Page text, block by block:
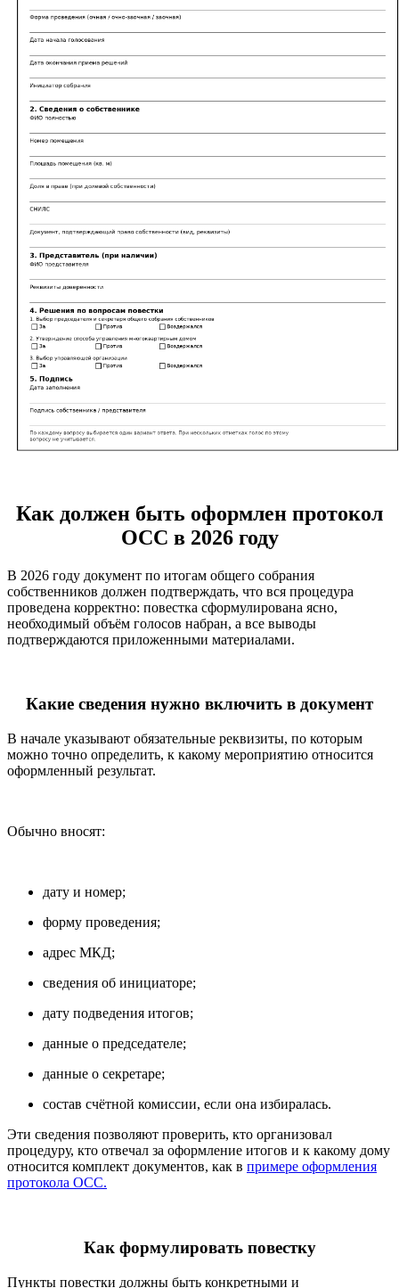
Как должен быть оформлен протокол
ОСС в 2026 году
В 2026 году документ по итогам общего собрания
собственников должен подтверждать, что вся процедура
проведена корректно: повестка сформулирована ясно,
необходимый объём голосов набран, а все выводы
подтверждаются приложенными материалами.
Какие сведения нужно включить в документ
В начале указывают обязательные реквизиты, по которым
можно точно определить, к какому мероприятию относится
оформленный результат.
Обычно вносят:
дату и номер;
форму проведения;
адрес МКД;
сведения об инициаторе;
дату подведения итогов;
данные о председателе;
данные о секретаре;
состав счётной комиссии, если она избиралась.
Эти сведения позволяют проверить, кто организовал
процедуру, кто отвечал за оформление итогов и к какому дому
относится комплект документов, как в примере оформления
протокола ОСС.
Как формулировать повестку
Пункты повестки должны быть конкретными и